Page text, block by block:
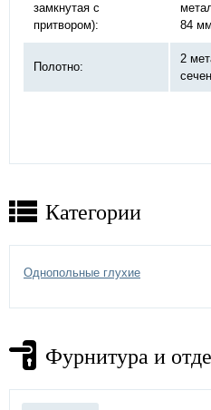
замкнутая с
притвором):
84 мм
Полотно:
2
Петли:
Дополнительно:
Категории
Однопольные глухие
Фурнитура и